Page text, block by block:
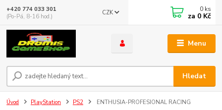
Menu
CZK
Hledat
+420 774 033 301
(Po-Pá, 8-16 hod.)
0 ks
za 0 Kč
Úvod PlayStation PS2 ENTHUSIA-PROFESIONAL RACING